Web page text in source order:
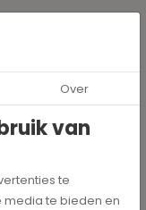
Het Haagje 136 in
vrijdag staan wij
in de ochtend
13:00. Hopelijk tot
Over
van
te
media te bieden en